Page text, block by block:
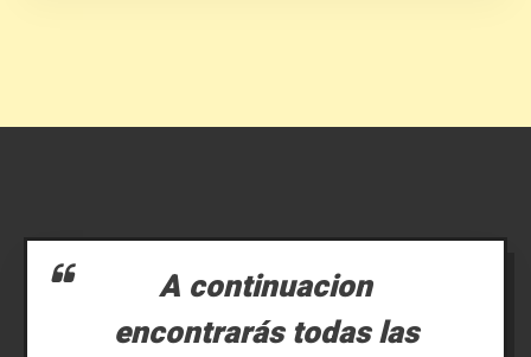
A continuacion
encontrarás todas las